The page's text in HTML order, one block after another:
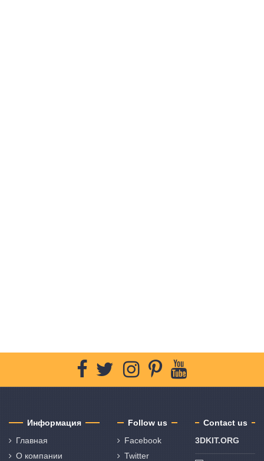
Информация
Главная
О компании
Follow us
Facebook
Twitter
Contact us
3DKIT.ORG